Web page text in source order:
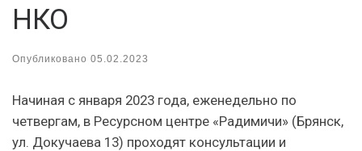
НКО
Опубликовано 05.02.2023
Начиная с января 2023 года, еженедельно по
четвергам, в Ресурсном центре «Радимичи» (Брянск,
ул. Докучаева 13) проходят консультации и